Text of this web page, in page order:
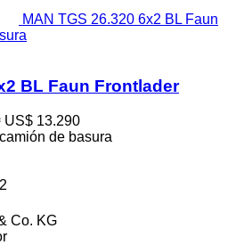
MAN TGS 26.320 6x2 BL Faun
BL Faun Frontlader
US$ 13.290
de basura
Co. KG